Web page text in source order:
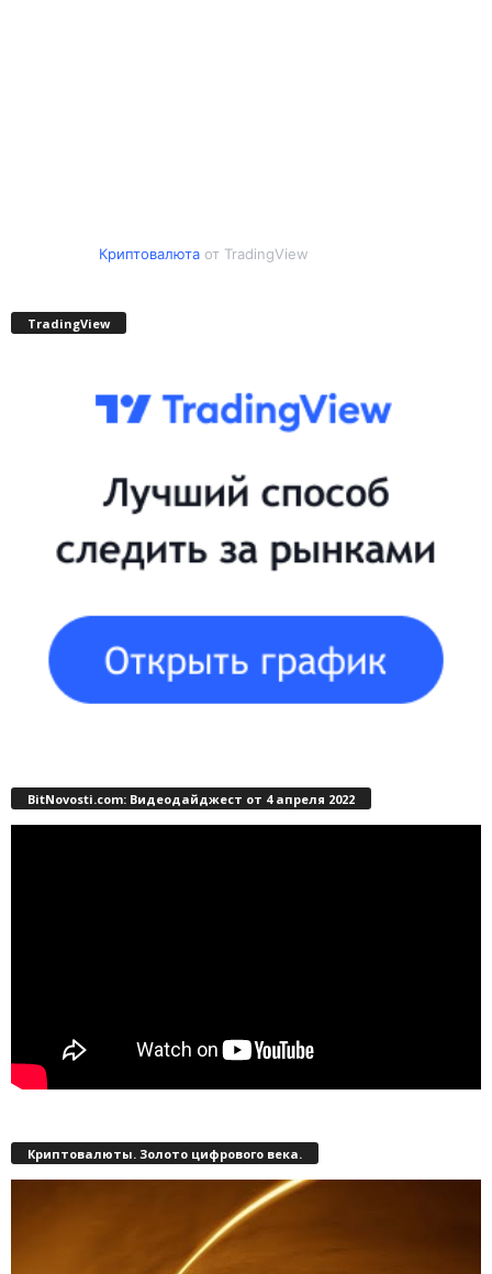
Криптовалютаот TradingView
TradingView
BitNovosti.com: Видеодайджест от 4 апреля 2022
Криптовалюты. Золото цифрового века.